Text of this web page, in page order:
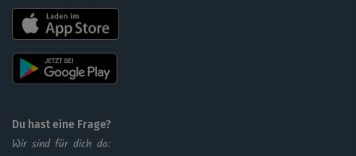
Du hast eine Frage?
Wir sind für dich da: